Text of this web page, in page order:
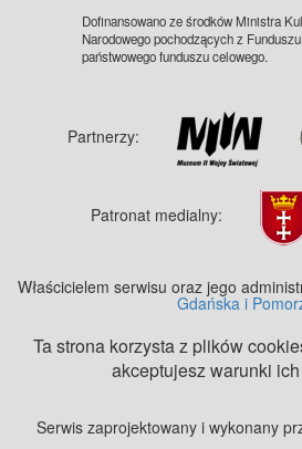
Dofinansowano ze środków Ministra
Narodowego pochodzących z
państwowego funduszu celowego.
Partnerzy:
Patronat medialny:
Właścicielem serwisu oraz jego
Gdańska i
Ta strona korzysta z plików
akceptujesz warunki
Serwis zaprojektowany i wykonany